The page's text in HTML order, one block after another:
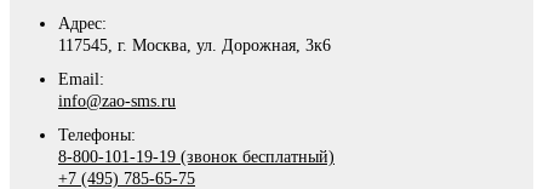
Адрес:
117545, г. Москва, ул. Дорожная, 3к6
Email:
info@zao-sms.ru
Телефоны:
8-800-101-19-19 (звонок бесплатный)
+7 (495) 785-65-75